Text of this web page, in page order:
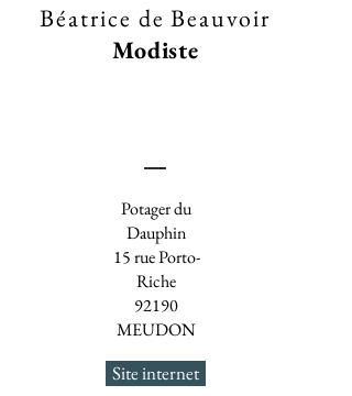
Béatrice de Beauvoir
Modiste
Potager du
Dauphin
15 rue Porto-
Riche
92190
MEUDON
Site internet